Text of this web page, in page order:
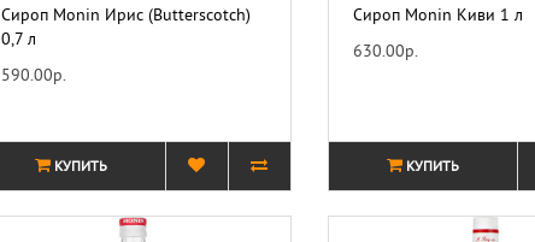
Сироп Monin Ирис (Butterscotch)
0,7 л
590.00р.
КУПИТЬ
Сироп Monin Киви 1 л
630.00р.
КУПИТЬ